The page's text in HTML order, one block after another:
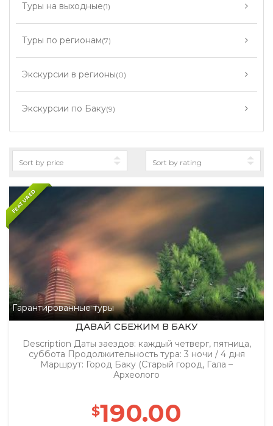
Туры на выходные(1)
Туры по регионам(7)
Экскурсии в регионы(0)
Экскурсии по Баку(9)
FEATURED
Гарантированные туры
ДАВАЙ СБЕЖИМ В БАКУ
Description Даты заездов: каждый четверг, пятница,
суббота Продолжительность тура: 3 ночи / 4 дня
Маршрут: Город Баку (Старый город, Гала –
Археолого
$190.00